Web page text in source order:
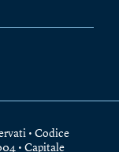
• Codice
• Capitale